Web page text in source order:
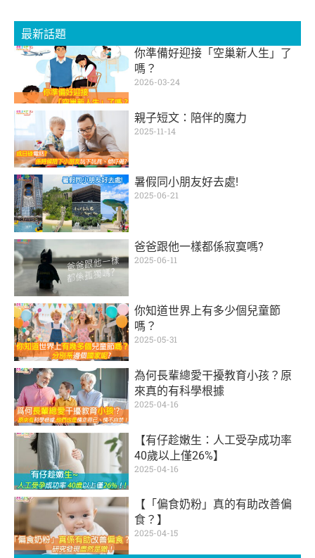
最新話題
你準備好迎接「空巢新人生」了
嗎？
2026-03-24
親子短文：陪伴的魔力
2025-11-14
暑假同小朋友好去處!
2025-06-21
爸爸跟他一樣都係寂寞嗎?
2025-06-11
你知道世界上有多少個兒童節
嗎？
2025-05-31
為何長輩總愛干擾教育小孩？原
來真的有科學根據
2025-04-16
【有仔趁嫩生：人工受孕成功率
40歲以上僅26%】
2025-04-16
【「偏食奶粉」真的有助改善偏
食？】
2025-04-15